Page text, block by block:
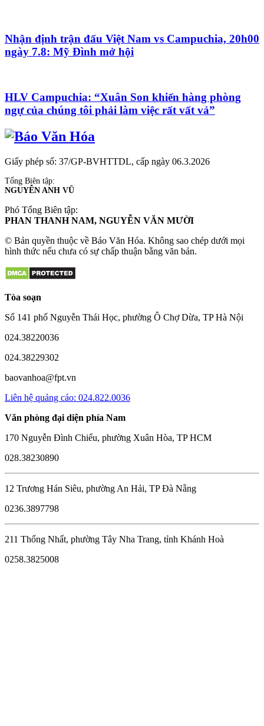
Nhận định trận đấu Việt Nam vs Campuchia, 20h00
ngày 7.8: Mỹ Đình mở hội
HLV Campuchia: “Xuân Son khiến hàng phòng
ngự của chúng tôi phải làm việc rất vất vả”
Giấy phép số: 37/GP-BVHTTDL, cấp ngày 06.3.2026
Tổng Biên tập:
NGUYỄN ANH VŨ
Phó Tổng Biên tập:
PHAN THANH NAM, NGUYỄN VĂN MƯỜI
© Bản quyền thuộc về Báo Văn Hóa. Không sao chép dưới mọi
hình thức nếu chưa có sự chấp thuận bằng văn bản.
Tòa soạn
Số 141 phố Nguyễn Thái Học, phường Ô Chợ Dừa, TP Hà Nội
024.38220036
024.38229302
baovanhoa@fpt.vn
Liên hệ quảng cáo: 024.822.0036
Văn phòng đại diện phía Nam
170 Nguyễn Đình Chiểu, phường Xuân Hòa, TP HCM
028.38230890
12 Trương Hán Siêu, phường An Hải, TP Đà Nẵng
0236.3897798
211 Thống Nhất, phường Tây Nha Trang, tỉnh Khánh Hoà
0258.3825008